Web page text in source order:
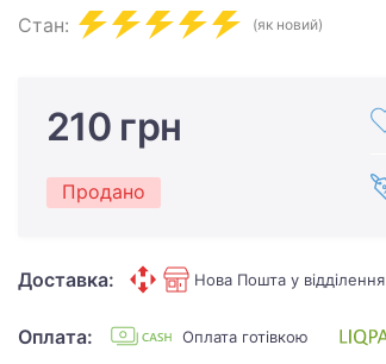
Стан: (як новий)
210 грн
Продано
Доставка: Нова Пошта у відділення
Оплата: Оплата готівкою